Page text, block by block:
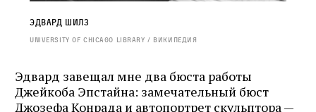
Эдвард Шилз
University of Chicago Library / Википедия
Эдвард завещал мне два бюста работы
Джейкоба Эпстайна: замечательный бюст
Джозефа Конрада и автопортрет скульптора —